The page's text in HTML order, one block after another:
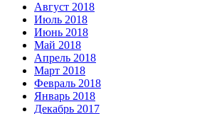
Август 2018
Июль 2018
Июнь 2018
Май 2018
Апрель 2018
Март 2018
Февраль 2018
Январь 2018
Декабрь 2017